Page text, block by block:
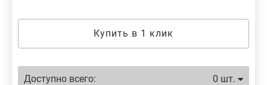
Купить в 1 клик
Доступно всего: 0 шт.